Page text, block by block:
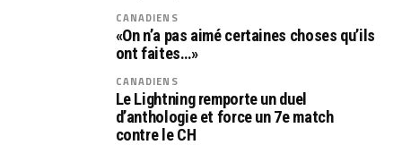
CANADIENS
«On n’a pas aimé certaines choses qu’ils
ont faites…»
CANADIENS
Le Lightning remporte un duel
d’anthologie et force un 7e match
contre le CH